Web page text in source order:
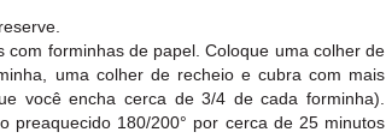
com forminhas de papel. Coloque uma colher de
uma colher de recheio e cubra com mais
você encha cerca de 3/4 de cada forminha).
preaquecido 180/200° por cerca de 25 minutos